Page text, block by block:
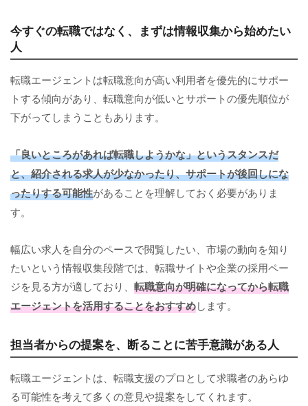
今すぐの転職ではなく、まずは情報収集から始めたい
人
転職エージェントは転職意向が高い利用者を優先的にサポー
トする傾向があり、転職意向が低いとサポートの優先順位が
下がってしまうこともあります。
「良いところがあれば転職しようかな」というスタンスだ
と、紹介される求人が少なかったり、サポートが後回しにな
ったりする可能性があることを理解しておく必要がありま
す。
幅広い求人を自分のペースで閲覧したい、市場の動向を知り
たいという情報収集段階では、転職サイトや企業の採用ペー
ジを見る方が適しており、 転職意向が明確になってから転職
エージェントを活用することをおすすめします。
担当者からの提案を、断ることに苦手意識がある人
転職エージェントは、転職支援のプロとして求職者のあらゆ
る可能性を考えて多くの意見や提案をしてくれます。